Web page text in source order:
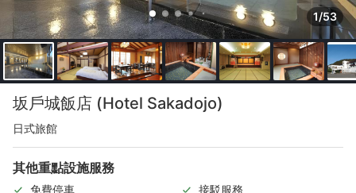
1/53
坂戶城飯店 (Hotel Sakadojo)
日式旅館
其他重點設施服務
免費停車
接駁服務